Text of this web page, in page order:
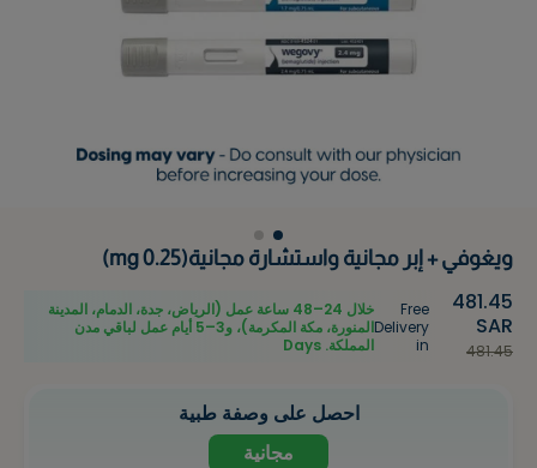
ويغوفي + إبر مجانية واستشارة مجانية(0.25 mg)
481.45
SAR
481.45
Free
Delivery
in
خلال 24–48 ساعة عمل (الرياض، جدة، الدمام، المدينة
المنورة، مكة المكرمة)، و3–5 أيام عمل لباقي مدن
المملكة. Days
احصل على وصفة طبية
مجانية